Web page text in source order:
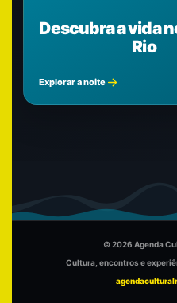
Descubra a vida
Rio
Explorar a noite
© 2026 Agenda
Cultura, encontros e